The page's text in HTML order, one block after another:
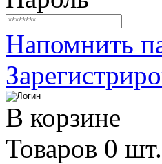
Напомнить
В корзине
Товаров 0